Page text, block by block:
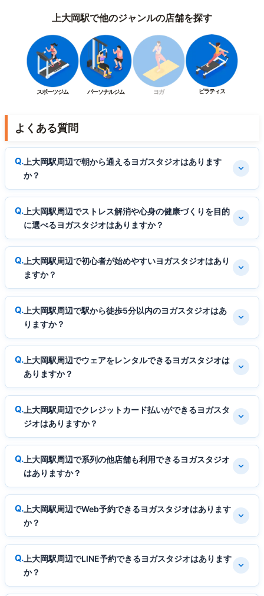
上大岡駅で他のジャンルの店舗を探す
スポーツジム パーソナルジム ヨガ ピラティス
よくある質問
上大岡駅周辺で朝から通えるヨガスタジオはあります
か？
上大岡駅周辺でストレス解消や心身の健康づくりを目的
に選べるヨガスタジオはありますか？
上大岡駅周辺で初心者が始めやすいヨガスタジオはあり
ますか？
上大岡駅周辺で駅から徒歩5分以内のヨガスタジオはあ
りますか？
上大岡駅周辺でウェアをレンタルできるヨガスタジオは
ありますか？
上大岡駅周辺でクレジットカード払いができるヨガスタ
ジオはありますか？
上大岡駅周辺で系列の他店舗も利用できるヨガスタジオ
はありますか？
上大岡駅周辺でWeb予約できるヨガスタジオはあります
か？
上大岡駅周辺でLINE予約できるヨガスタジオはあります
か？